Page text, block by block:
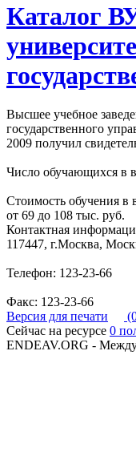
Каталог
Высшее учебное
государственного
2009 получил
Число обучающихся в
Стоимость обучения в
от 69 до 108 тыс. руб.
Контактная
117447, г.Москва,
Телефон: 123-23-66
Факс: 123-23-66
Версия для печати
Сейчас на ресурсе 0
ENDEAV.ORG -